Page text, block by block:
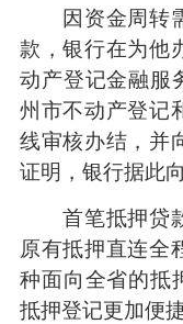
因资金周转需
款，银行在为他
动产登记金融服
州市不动产登记
线审核办结，并
证明，银行据此
首笔抵押贷款
原有抵押直连全
种面向全省的抵
抵押登记更加便